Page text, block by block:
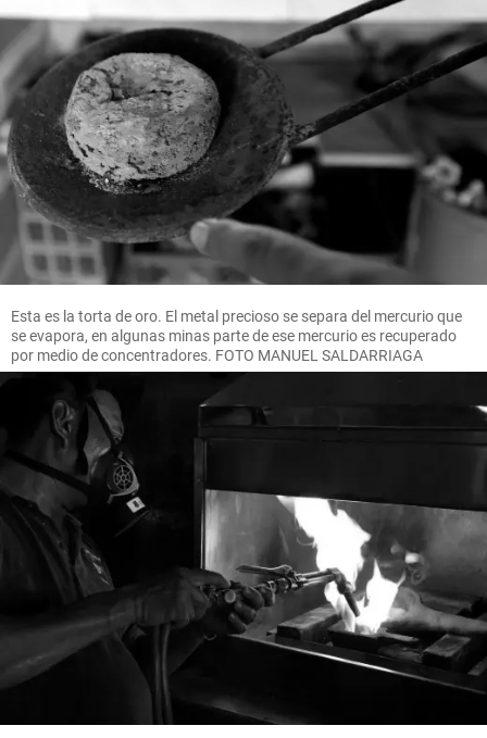
Esta es la torta de oro. El metal precioso se separa del mercurio que
se evapora, en algunas minas parte de ese mercurio es recuperado
por medio de concentradores. FOTO MANUEL SALDARRIAGA